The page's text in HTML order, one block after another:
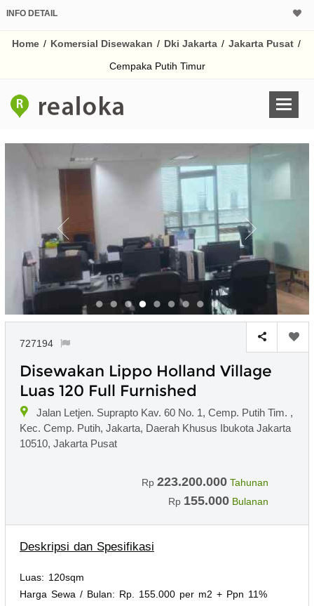
INFO DETAIL
Home / Komersial Disewakan / Dki Jakarta / Jakarta Pusat /
Cempaka Putih Timur
727194
Disewakan Lippo Holland Village
Luas 120 Full Furnished
Jalan Letjen. Suprapto Kav. 60 No. 1, Cemp. Putih Tim. ,
Kec. Cemp. Putih, Jakarta, Daerah Khusus Ibukota Jakarta
10510, Jakarta Pusat
Rp 223.200.000 Tahunan
Rp 155.000 Bulanan
Deskripsi dan Spesifikasi
Luas: 120sqm
Harga Sewa / Bulan: Rp. 155.000 per m2 + Ppn 11%